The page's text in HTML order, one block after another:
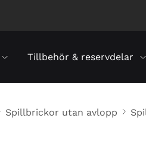
Tillbehör & reservdelar
Spillbrickor utan avlopp